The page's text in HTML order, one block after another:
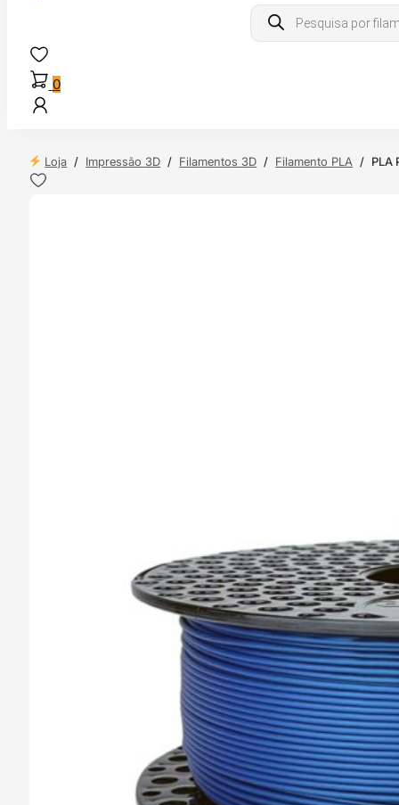
Products
search
0
Loja / Impressão 3D / Filamentos 3D / Filamento PLA / PLA